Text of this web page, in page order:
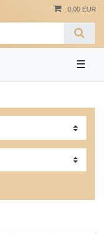
0,00 EUR
☰